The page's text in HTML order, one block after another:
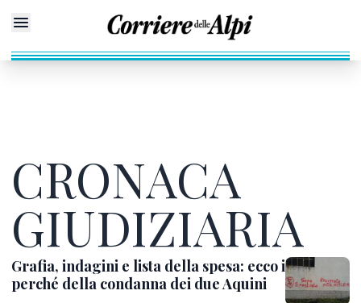
CRONACA
GIUDIZIARIA
Grafia, indagini e lista della spesa: ecco i
perché della condanna dei due Aquini